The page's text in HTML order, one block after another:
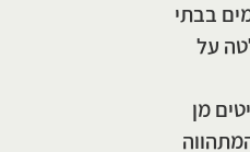
בבתי
על
מן